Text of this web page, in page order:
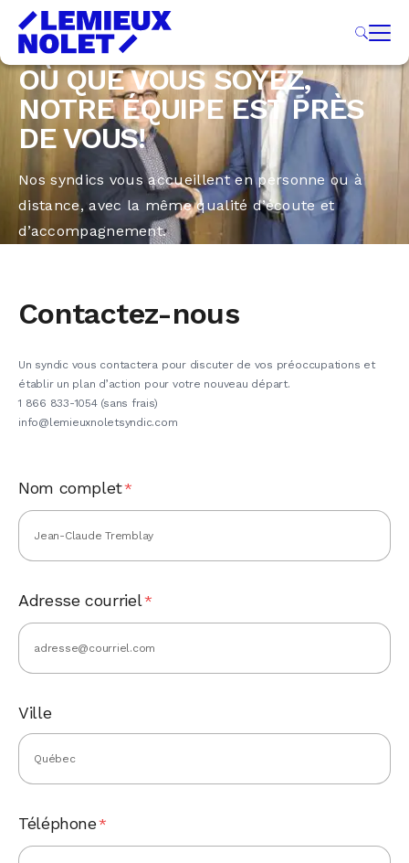
OÙ QUE VOUS SOYEZ,
NOTRE ÉQUIPE EST PRÈS
DE VOUS!
Nos syndics vous accueillent en personne ou à
distance, avec la même qualité d’écoute et
d’accompagnement.
Contactez-nous
Un syndic vous contactera pour discuter de vos préoccupations et
établir un plan d’action pour votre nouveau départ.
1 866 833-1054 (sans frais)
info@lemieuxnoletsyndic.com
Nom complet*
Adresse courriel*
Ville
Téléphone*